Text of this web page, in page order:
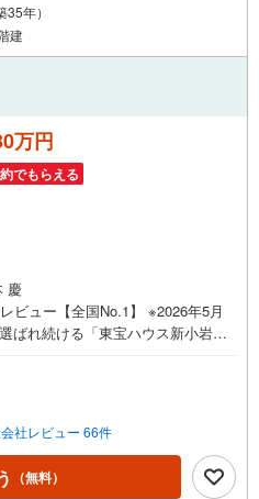
にどうぞ♪
けております！
年）
建
万円
でもらえる
慶
ビュー【全国No.1】 ※2026年5月
ばれ続ける「東宝ハウス新小岩」
～20:00）はお電話でのご連絡が
の送迎・最寄駅でのお待ち合わせ
さい。 選ばれる3つの「圧倒的メ
低水準の提携住宅ローン】「他社
る」方も独自審査で多数承認！優
でお得に。（2）【未来カレンダー
社レビュー 66件
（無料）